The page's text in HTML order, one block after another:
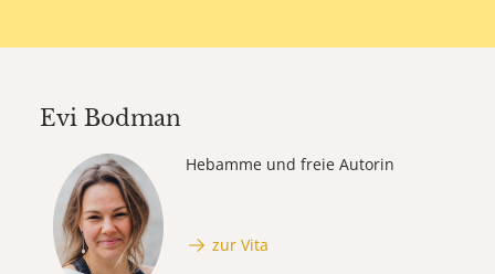
Evi Bodman
Hebamme und freie Autorin
zur Vita